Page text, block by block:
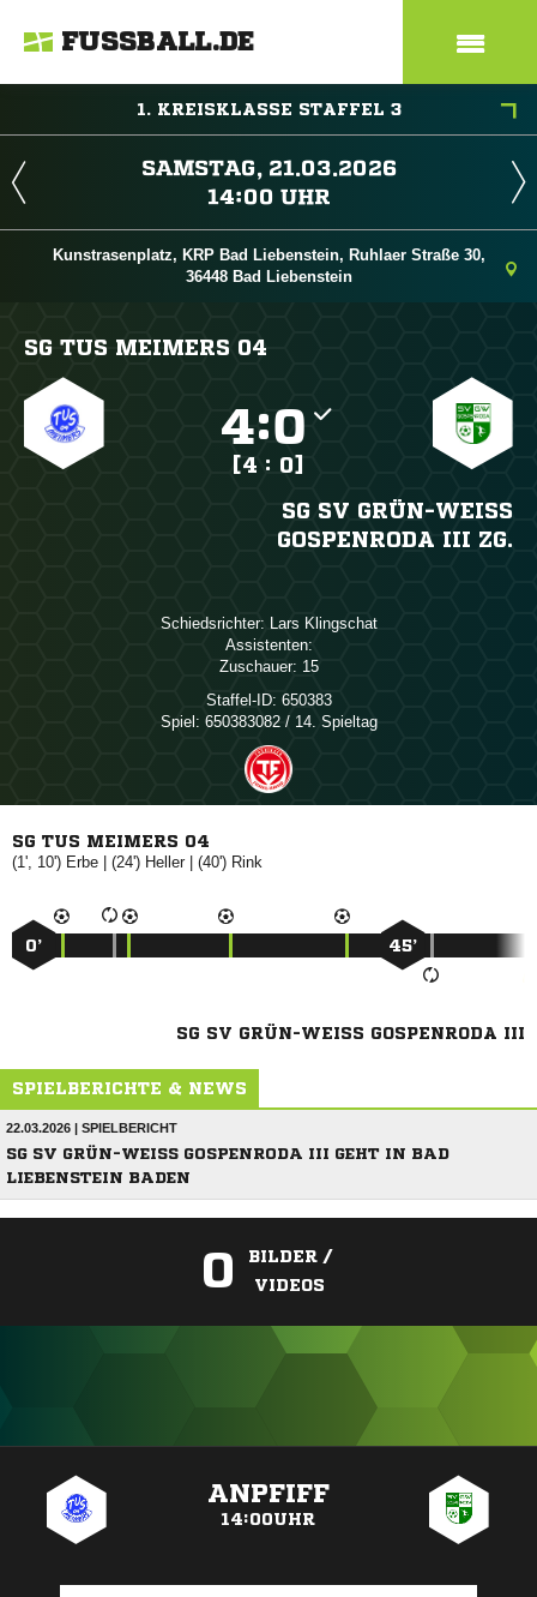
FUSSBALL.DE
1. KREISKLASSE STAFFEL 3
 
 
Kunstrasenplatz, KRP Bad Liebenstein, Ruhlaer Straße 30,
36448 Bad Liebenstein
SG TUS MEIMERS 04
:
[4 : 0]
SG SV GRÜN-WEISS G
OSPENRODA III ZG.
Schiedsrichter:  
Assistenten:
Zuschauer: 15
Staffel-ID: 650383
Spiel: 650383082 / 14. Spieltag
SG TUS MEIMERS 04
(1', 10')  | (24') | (40') 
0’ 45’
SG SV GRÜN-WEISS GOSPENRODA III
SPIELBERICHTE & NEWS
22.03.2026 | SPIELBERICHT
SG SV GRÜN-WEISS GOSPENRODA III GEHT IN BAD L
IEBENSTEIN BADEN
0
BILDER /
VIDEOS
ANPFIFF
14:00UHR